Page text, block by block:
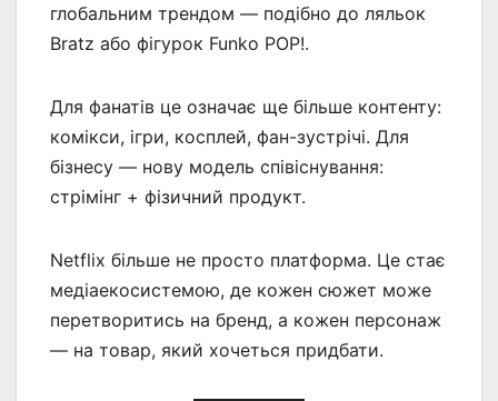
глобальним трендом — подібно до ляльок
Bratz або фігурок Funko POP!.
Для фанатів це означає ще більше контенту:
комікси, ігри, косплей, фан-зустрічі. Для
бізнесу — нову модель співіснування:
стрімінг + фізичний продукт.
Netflix більше не просто платформа. Це стає
медіаекосистемою, де кожен сюжет може
перетворитись на бренд, а кожен персонаж
— на товар, який хочеться придбати.